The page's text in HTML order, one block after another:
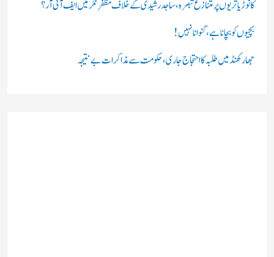
کانوڑ یاتریوں پر متنازع تبصرہ، ساجد رشیدی کے خلاف مظفرنگر میں ایف آئی آر؟
بچیوں کو بچانا ہے، گنوانا نہیں!
جھارکھنڈ میں طلبہ کا احتجاج جاری، حکومت سے مذاکرات بے نتیجہ